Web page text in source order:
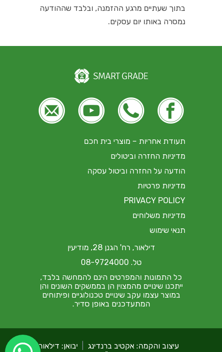
בתוך שעתיים מרגע ההזמנה, ובלבד שההודעה
נמסרה באותו יום עסקים.

   
תעודת אחריות – מוצרי בית חכם
מדיניות החזרה וביטולים
הודעה על החזרה וביטול עסקה
מדיניות פרטיות
PRIVACY POLICY
מדיניות משלוחים
תנאי שימוש
דילאור, רח' הגנן 28, מודיעין
טל. 08-9724000
כל התמונות והמפרטים הינם להמחשה בלבד,
ייתכנו שינויים מהמצוין הן בממשקים השונים והן
במוצר עצמו עקב שינויים טכנולוגיים ופיתוחים
המתעדכנים באופן סדיר.
עיצוב והקמה: אקטיב ברנדינג |יבואן: דילאור